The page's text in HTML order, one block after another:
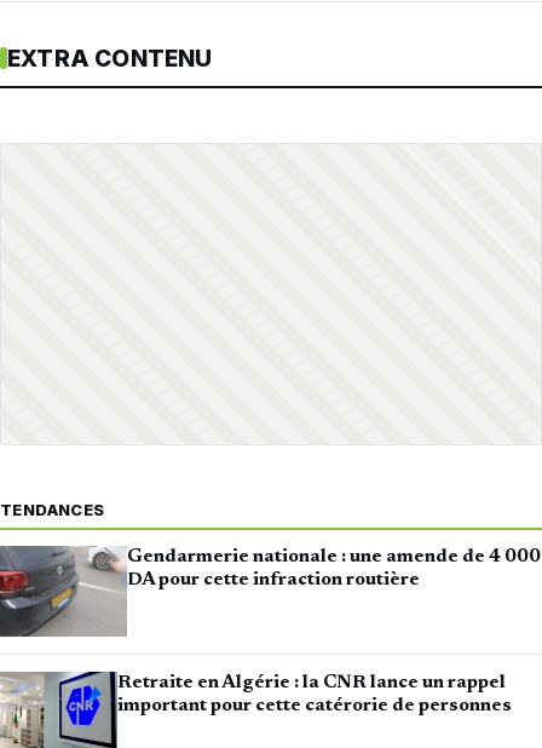
EXTRA CONTENU
TENDANCES
Gendarmerie nationale : une amende de 4 000
DA pour cette infraction routière
Retraite en Algérie : la CNR lance un rappel
important pour cette catérorie de personnes